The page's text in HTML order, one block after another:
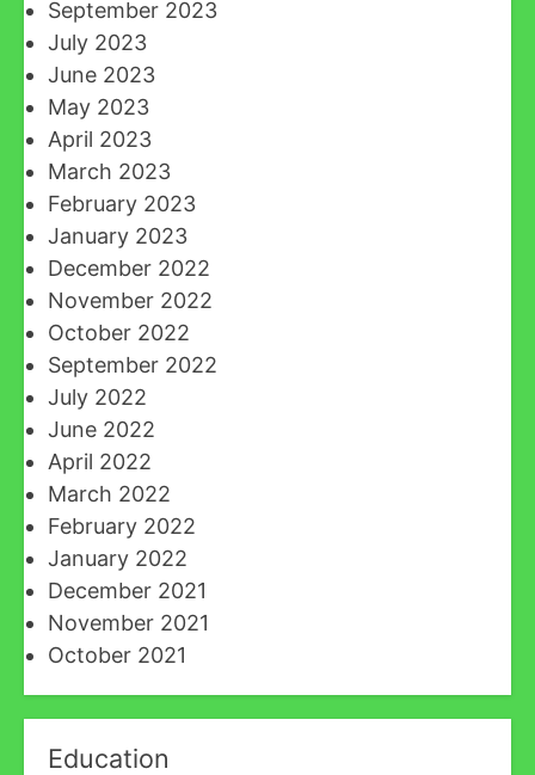
September 2023
July 2023
June 2023
May 2023
April 2023
March 2023
February 2023
January 2023
December 2022
November 2022
October 2022
September 2022
July 2022
June 2022
April 2022
March 2022
February 2022
January 2022
December 2021
November 2021
October 2021
Education